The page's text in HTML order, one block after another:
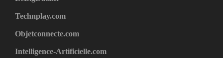
Technplay.com
Objetconnecte.com
Intelligence-Artificielle.com